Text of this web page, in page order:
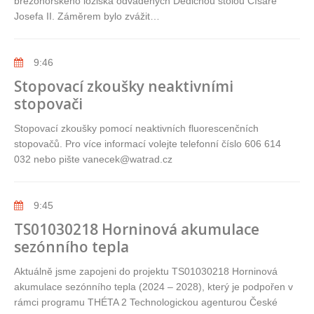
Josefa II. Záměrem bylo zvážit…
9:46
Stopovací zkoušky neaktivními
stopovači
Stopovací zkoušky pomocí neaktivních fluorescenčních
stopovačů. Pro více informací volejte telefonní číslo 606 614
032 nebo pište vanecek@watrad.cz
9:45
TS01030218 Horninová akumulace
sezónního tepla
Aktuálně jsme zapojeni do projektu TS01030218 Horninová
akumulace sezónního tepla (2024 – 2028), který je podpořen v
rámci programu THÉTA 2 Technologickou agenturou České